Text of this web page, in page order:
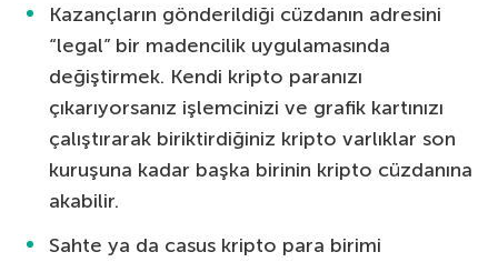
Kazançların gönderildiği cüzdanın adresini
“legal” bir madencilik uygulamasında
değiştirmek. Kendi kripto paranızı
çıkarıyorsanız işlemcinizi ve grafik kartınızı
çalıştırarak biriktirdiğiniz kripto varlıklar son
kuruşuna kadar başka birinin kripto cüzdanına
akabilir.
Sahte ya da casus kripto para birimi